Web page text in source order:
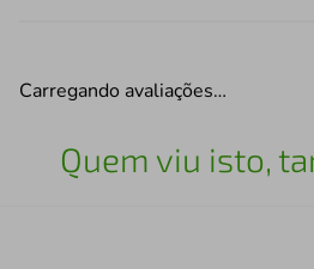
Carregando avaliações…
Quem viu isto,